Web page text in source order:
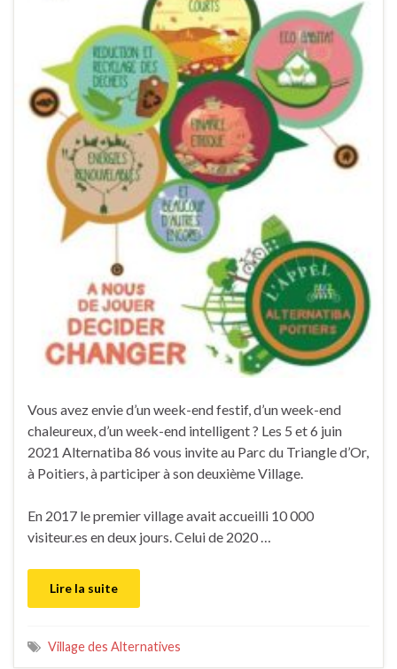
Vous avez envie d’un week-end festif, d’un week-end
chaleureux, d’un week-end intelligent ? Les 5 et 6 juin
2021 Alternatiba 86 vous invite au Parc du Triangle d’Or,
à Poitiers, à participer à son deuxième Village.
En 2017 le premier village avait accueilli 10 000
visiteur.es en deux jours. Celui de 2020 …
Lire la suite
Village des Alternatives